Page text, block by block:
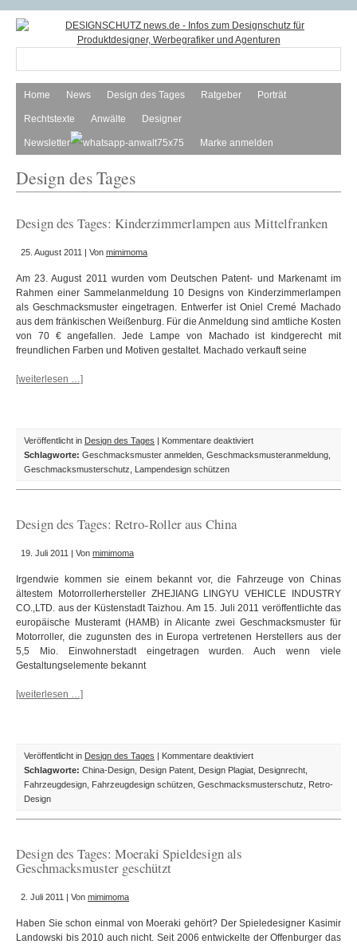
Home News Design des Tages Ratgeber Porträt
Rechtstexte Anwälte Designer
Newsletter Marke anmelden
Design des Tages
Design des Tages: Kinderzimmerlampen aus Mittelfranken
25. August 2011 | Von mimimoma
Am 23. August 2011 wurden vom Deutschen Patent- und Markenamt im
Rahmen einer Sammelanmeldung 10 Designs von Kinderzimmerlampen
als Geschmacksmuster eingetragen. Entwerfer ist Oniel Cremé Machado
aus dem fränkischen Weißenburg. Für die Anmeldung sind amtliche Kosten
von 70 € angefallen. Jede Lampe von Machado ist kindgerecht mit
freundlichen Farben und Motiven gestaltet. Machado verkauft seine
[weiterlesen …]
Veröffentlicht in Design des Tages | Kommentare deaktiviertfür
Design
Schlagworte: Geschmacksmuster anmelden Geschmacksmusteranmeldung
Geschmacksmusterschutz
Lampendesign schützen
Design des Tages: Retro-Roller aus China
19. Juli 2011 | Von mimimoma
Irgendwie kommen sie einem bekannt vor, die Fahrzeuge von Chinas
ältestem Motorrollerhersteller ZHEJIANG LINGYU VEHICLE INDUSTRY
CO.,LTD. aus der Küstenstadt Taizhou. Am 15. Juli 2011 veröffentlichte das
europäische Musteramt (HAMB) in Alicante zwei Geschmacksmuster für
Motorroller, die zugunsten des in Europa vertretenen Herstellers aus der
5,5 Mio. Einwohnerstadt eingetragen wurden. Auch wenn viele
Gestaltungselemente bekannt
[weiterlesen …]
Veröffentlicht in Design des Tages | Kommentare deaktiviertfür
Design
des
Schlagworte: China-Design Design Patent Design Plagiat Designrecht
Fahrzeugdesign Fahrzeugdesign schützen Geschmacksmusterschutz
Retro-
Design
Design des Tages: Moeraki Spieldesign als
Geschmacksmuster geschützt
2. Juli 2011 | Von mimimoma
Haben Sie schon einmal von Moeraki gehört? Der Spieledesigner Kasimir
Landowski bis 2010 auch nicht. Seit 2006 entwickelte der Offenburger das